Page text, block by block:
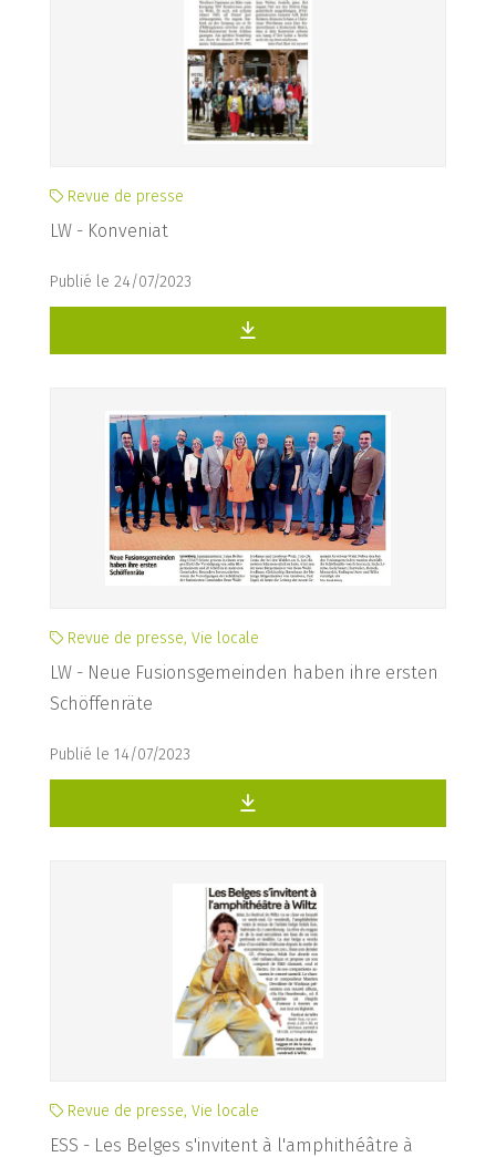
Revue de presse
LW - Konveniat
Publié le 24/07/2023
Revue de presse, Vie locale
LW - Neue Fusionsgemeinden haben ihre ersten
Schöffenräte
Publié le 14/07/2023
Revue de presse, Vie locale
ESS - Les Belges s'invitent à l'amphithéâtre à